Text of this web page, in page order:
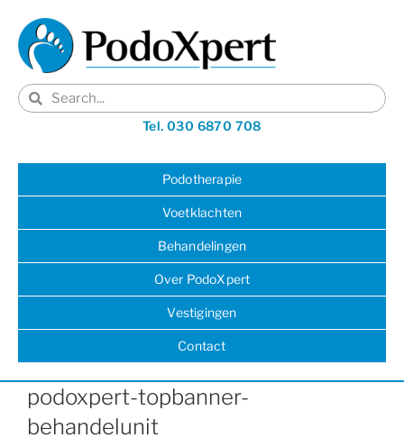
Tel. 030 6870 708
Podotherapie
Voetklachten
Behandelingen
Over PodoXpert
Vestigingen
Contact
podoxpert-topbanner-
behandelunit